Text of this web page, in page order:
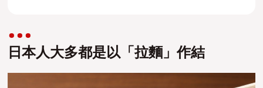
日本人大多都是以「拉麵」作結